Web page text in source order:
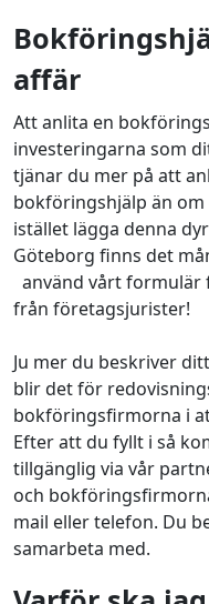
affär
Att anlita en
investeringarna som
tjänar du mer på att
bokföringshjälp än
istället lägga denna
Göteborg finns det
använd vårt
från företagsjurister!
Ju mer du beskriver
blir det för
bokföringsfirmorna i
Efter att du fyllt i så
tillgänglig via vår
och
mail eller telefon. Du
samarbeta med.